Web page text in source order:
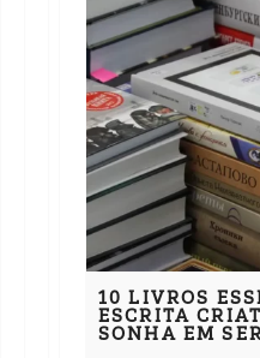
10 LIVROS
ESCRITA
SONHA EM